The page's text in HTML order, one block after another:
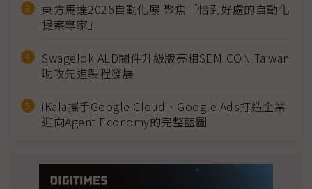
東方馬達2026自動化展 聚焦「恰到好處的自動化
提案專家」
Swagelok ALD閥件升級版亮相SEMICON Taiwan
助攻先進製程發展
iKala攜手Google Cloud、Google Ads打造企業
迎向Agent Economy的完整藍圖